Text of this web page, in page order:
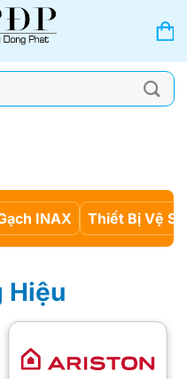
INAX Thiết Bị Vệ
Hiệu